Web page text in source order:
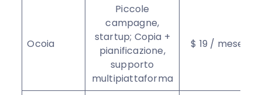
Ocoia
Piccole
campagne,
startup; Copia +
pianificazione,
supporto
multipiattaforma
$ 19 / mese